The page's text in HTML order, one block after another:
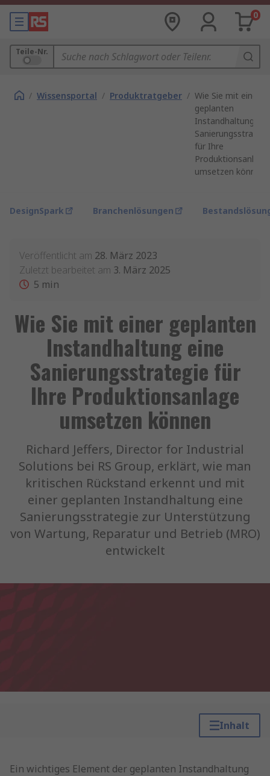
0
Teile-Nr.
/ Wissensportal / Produktratgeber / Wie Sie mit einer
geplanten
Instandhaltung
für Ihre
Produktionsanlage
umsetzen können
DesignSpark Branchenlösungen
Veröffentlicht am 28. März 2023
Zuletzt bearbeitet am 3. März 2025
5 min
Wie Sie mit einer geplanten
Instandhaltung eine
Sanierungsstrategie für
Ihre Produktionsanlage
umsetzen können
Richard Jeffers, Director for Industrial
Solutions bei RS Group, erklärt, wie man
kritischen Rückstand erkennt und mit
einer geplanten Instandhaltung eine
Sanierungsstrategie zur Unterstützung
von Wartung, Reparatur und Betrieb (MRO)
entwickelt
Inhalt
Ein wichtiges Element der geplanten Instandhaltung